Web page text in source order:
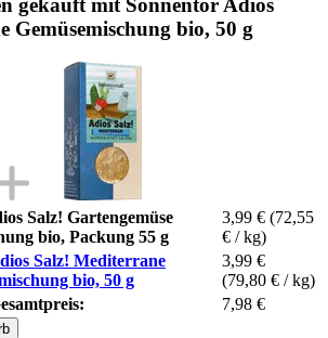
gekauft mit Sonnentor Adios
Gemüsemischung bio, 50 g
Salz! Gartengemüse
bio, Packung 55 g
3,99 € (72,55
€ / kg)
Salz! Mediterrane
bio, 50 g
3,99 €
(79,80 € / kg)
7,98 €